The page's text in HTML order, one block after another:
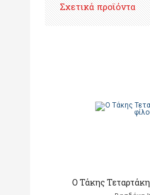
Σχετικά προϊόντα
Ο Τάκης